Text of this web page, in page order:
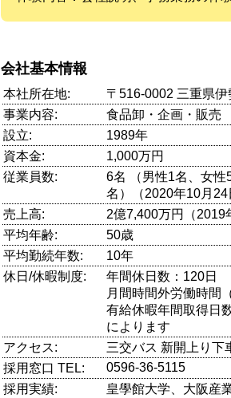
会社基本情報
本社所在地:
〒516-0002 三重県
事業内容:
食品卸・企画・販売
設立:
1989年
資本金:
1,000万円
従業員数:
6名 （男性1名、女性
名）（2020年10月24
売上高:
2億7,400万円（2019
平均年齢:
50歳
平均勤続年数:
10年
休日/休暇制度:
年間休日数：120日
月間時間外労働時間
有給休暇年間取得日
によります
アクセス:
三交バス 新開上り下
採用窓口 TEL:
0596-36-5115
採用実績:
皇學館大学、大阪産